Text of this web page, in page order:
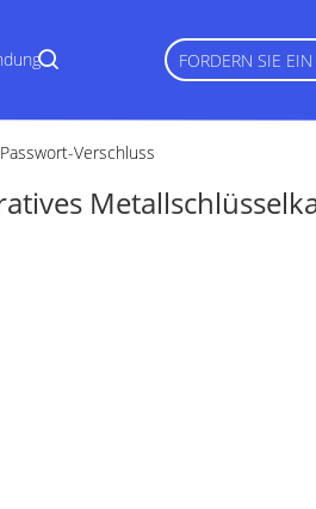
FORDERN SIE
Verschluss